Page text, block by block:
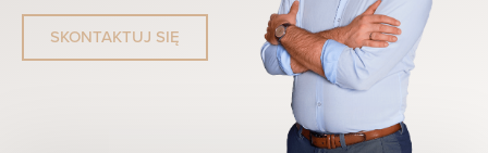
SKONTAKTUJ SIĘ